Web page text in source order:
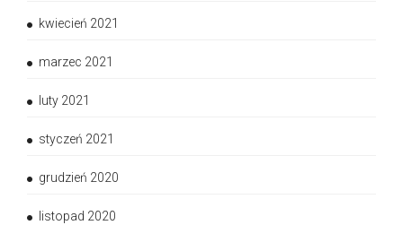
kwiecień 2021
marzec 2021
luty 2021
styczeń 2021
grudzień 2020
listopad 2020